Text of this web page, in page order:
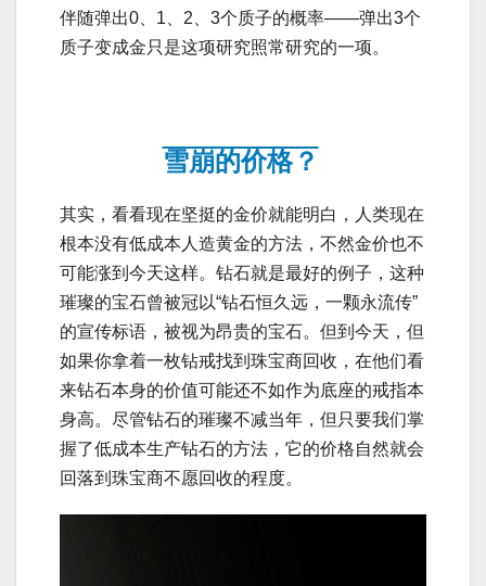
伴随弹出0、1、2、3个质子的概率——弹出3个
质子变成金只是这项研究照常研究的一项。
雪崩的价格？
其实，看看现在坚挺的金价就能明白，人类现在
根本没有低成本人造黄金的方法，不然金价也不
可能涨到今天这样。钻石就是最好的例子，这种
璀璨的宝石曾被冠以“钻石恒久远，一颗永流传”
的宣传标语，被视为昂贵的宝石。但到今天，但
如果你拿着一枚钻戒找到珠宝商回收，在他们看
来钻石本身的价值可能还不如作为底座的戒指本
身高。尽管钻石的璀璨不减当年，但只要我们掌
握了低成本生产钻石的方法，它的价格自然就会
回落到珠宝商不愿回收的程度。